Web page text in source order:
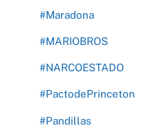
#Maradona
#MARIOBROS
#NARCOESTADO
#PactodePrinceton
#Pandillas